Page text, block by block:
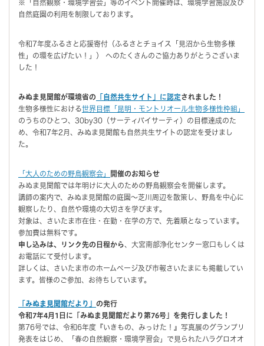
※「自然観察・環境学習会」等のイベント開催時は、環境学習施設及び
自然庭園の利用を制限しております。
令和7年度ふるさと応援寄付（ふるさとチョイス「見沼から生物多様
性」の環を広げたい！」） へのたくさんのご協力ありがとうございま
した！
みぬま見聞館が環境省の 「自然共生サイト」に認定されました！
生物多様性における世界目標 「昆明・モントリオール生物多様性枠組」
のうちのひとつ、 30by30（サーティバイサーティ） の目標達成のた
め、令和7年2月、みぬま見聞館も自然共生サイトの認定を受けまし
た。
「大人のための野鳥観察会」
開催のお知らせ
みぬま見聞館では年明けに大人のための野鳥観察会を開催します。
講師の案内で、みぬま見聞館の庭園～芝川周辺を散策し、野鳥を中心に
観察したり、自然や環境の大切さを学びます。
対象は、さいたま市在住・在勤・在学の方で、先着順となっています。
参加費は無料です。
申し込みは、リンク先の日程から、大宮南部浄化センター窓口もしくは
お電話にて受付します。
詳しくは、さいたま市のホームページ及び市報さいたまにも掲載してい
ます。皆様のご参加、お待ちしています。
「みぬま見聞館だより」 の発行
令和7年4月1日に「みぬま見聞館だより第76号」を発行しました！
第76号では、令和6年度『いきもの、みっけた！』写真展のグランプリ
発表をはじめ、「春の自然観察・環境学習会」で見られたハラグロオオ